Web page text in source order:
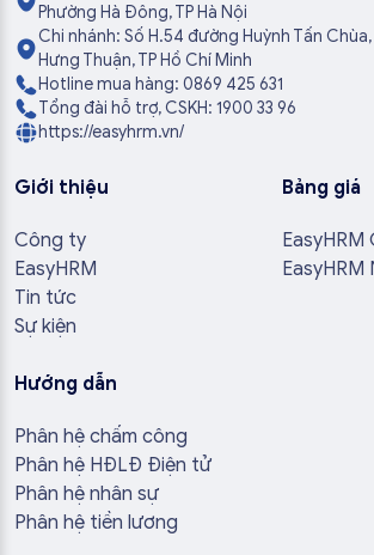
Phường Hà Đông, TP Hà Nội
Chi nhánh: Số H.54 đường Huỳnh Tấn
Hưng Thuận, TP Hồ Chí Minh
Hotline mua hàng: 0869 425 631
Tổng đài hỗ trợ, CSKH: 1900 33 96
https://easyhrm.vn/
Giới thiệu
Công ty
EasyHRM
Tin tức
Sự kiện
Bảng giá
EasyHRM
EasyHRM
Hướng dẫn
Phân hệ chấm công
Phân hệ HĐLĐ Điện tử
Phân hệ nhân sự
Phân hệ tiền lương